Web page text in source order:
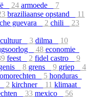
24 armoede
7
braziliaanse opstand
11
che guevara 2 chili
23
cultuur 3 dilma
10
48 economie
feest 2 fidel castro
9
8 grens 9 griep
4
5 honduras
2 kirchner 11 klimaat
33 mexico
56